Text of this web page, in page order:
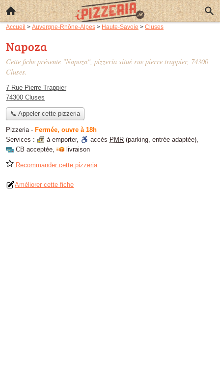
Accueil > Auvergne-Rhône-Alpes > Haute-Savoie > Cluses
Napoza
Cette fiche présente "Napoza", pizzeria situé rue pierre trappier, 74300
Cluses.
7 Rue Pierre Trappier
74300 Cluses
📞 Appeler cette pizzeria
Pizzeria- Fermée, ouvre à 18h
Services :
à emporter, accès PMR (parking, entrée adaptée),
CB acceptée, livraison
Recommander cette pizzeria
Améliorer cette fiche